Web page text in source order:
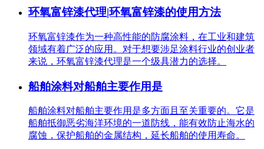
环氧富锌漆代理|环氧富锌漆的使用方法
环氧富锌漆作为一种高性能的防腐涂料，在工业和建筑
领域有着广泛的应用。对于想要涉足涂料行业的创业者
来说，环氧富锌漆代理是一个级具潜力的选择。
船舶涂料对船舶主要作用是
船舶涂料对船舶主要作用是多方面且至关重要的。它是
船舶抵御恶劣海洋环境的一道防线，能有效防止海水的
腐蚀，保护船舶的金属结构，延长船舶的使用寿命。